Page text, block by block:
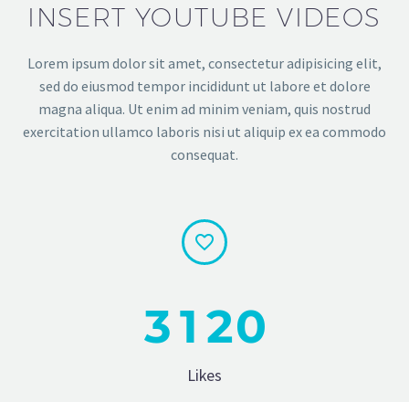
INSERT YOUTUBE VIDEOS
Lorem ipsum dolor sit amet, consectetur adipisicing elit,
sed do eiusmod tempor incididunt ut labore et dolore
magna aliqua. Ut enim ad minim veniam, quis nostrud
exercitation ullamco laboris nisi ut aliquip ex ea commodo
consequat.


31 20
Likes